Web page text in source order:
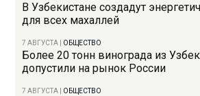
В Узбекистане создадут
для всех махаллей
7 АВГУСТА ОБЩЕСТВО
Более 20 тонн винограда из
допустили на рынок России
7 АВГУСТА ОБЩЕСТВО